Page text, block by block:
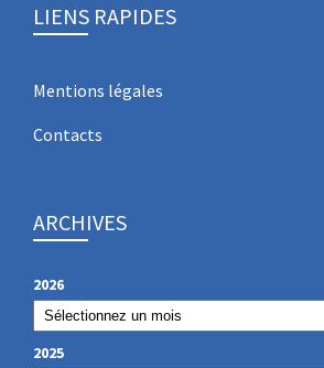
LIENS RAPIDES
Mentions légales
Contacts
ARCHIVES
2026
2025